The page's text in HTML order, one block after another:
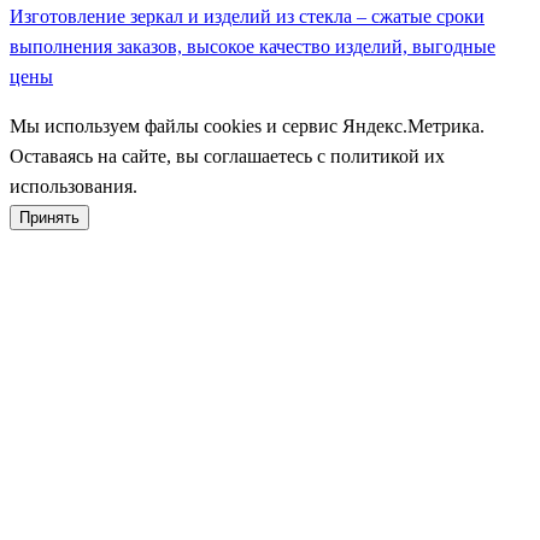
Изготовление зеркал и изделий из стекла – сжатые сроки
выполнения заказов, высокое качество изделий, выгодные
цены
Мы используем файлы cookies и сервис Яндекс.Метрика.
Оставаясь на сайте, вы соглашаетесь с политикой их
использования.
Принять